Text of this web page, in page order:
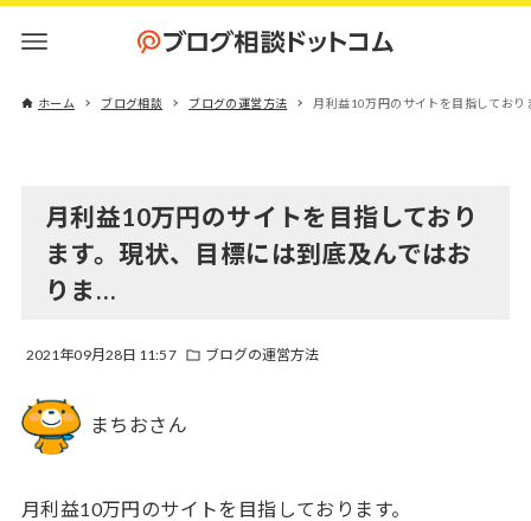
ホーム ブログ相談 ブログの運営方法 月利益10万円のサイトを目指してお
月利益10万円のサイトを目指しており
ます。現状、目標には到底及んではお
りま…
2021年09月28日 11:57 ブログの運営方法
まちおさん
月利益10万円のサイトを目指しております。